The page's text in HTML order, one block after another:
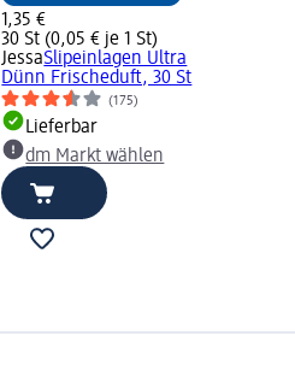
1,35 €
30 St (0,05 € je 1 St)
JessaSlipeinlagen Ultra
Dünn Frischeduft, 30 St
(175)
Lieferbar
dm Markt wählen